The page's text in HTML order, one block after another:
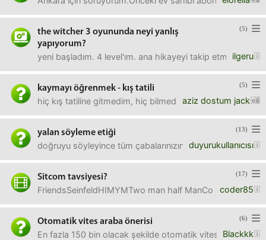
(5)
the witcher 3 oyununda neyi yanlış
yapıyorum?
ilgeru
yeni başladım. 4 level'ım. ana hikayeyi takip etmeye
(5)
kaymayı öğrenmek - kış tatili
aziz dostum jack
hiç kış tatiline gitmedim, hiç bilmeden gidip biraz
(13)
yalan söyleme etiği
duyurukullanıcısı
doğruyu söyleyince tüm çabalarınızın yok olacağı
(17)
Sitcom tavsiyesi?
coder85
FriendsSeinfeldHIMYMTwo man half
(6)
Otomatik vites araba önerisi
Blackkk
En fazla 150 bin olacak şekilde otomatik vites araba